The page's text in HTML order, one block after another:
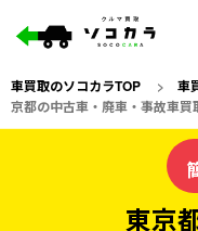
車買取のソコカラTOP > 車
京都の中古車・廃車・事故車買
の車買取
ソコカラの東京